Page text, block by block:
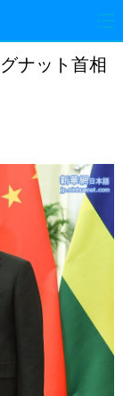
経済
ナット首相